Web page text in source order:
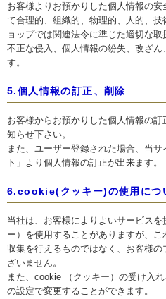
お客様よりお預かりした個人情報の
て合理的、組織的、物理的、人的、
ョップでは関連法令に準じた適切な
不正な侵入、個人情報の紛失、改ざん
す。
5.個人情報の訂正、削除
お客様からお預かりした個人情報の
知らせ下さい。
また、ユーザー登録された場合、当
ト」より個人情報の訂正が出来ます。
6.cookie(クッキー)の使用につ
当社は、お客様によりよいサービス
ー）を使用することがありますが、
収集を行えるものではなく、お客様
ざいません。
また、cookie （クッキー）の受け入
の設定で変更することができます。